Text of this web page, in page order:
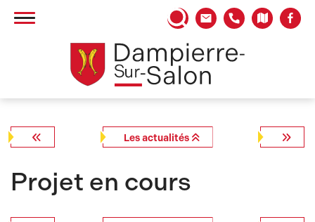
Les actualités
Projet en cours